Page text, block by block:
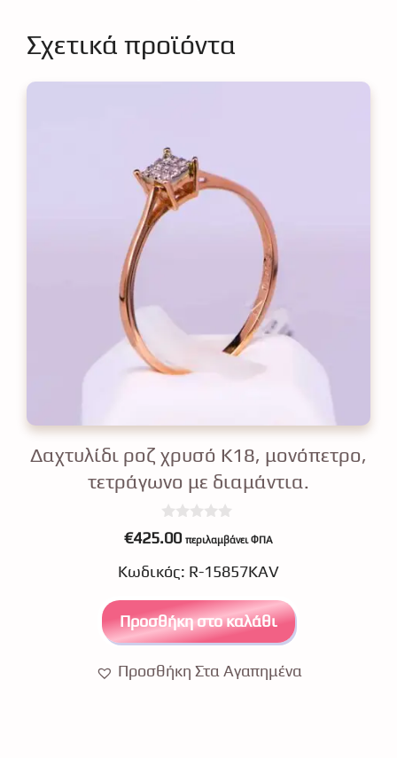
Σχετικά προϊόντα
Δαχτυλίδι ροζ χρυσό Κ18, μονόπετρο,
τετράγωνο με διαμάντια.
0
o
t
5
€425.00 περιλαμβάνει ΦΠΑ
Κωδικός: R-15857KAV
Προσθήκη στο καλάθι
Προσθήκη Στα Αγαπημένα